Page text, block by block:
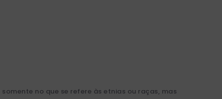
no que se refere às etnias ou raças, mas